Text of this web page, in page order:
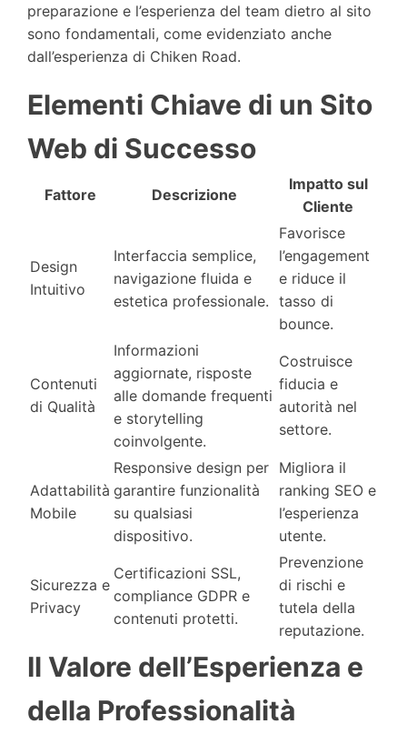
preparazione e l’esperienza del team dietro al sito
sono fondamentali, come evidenziato anche
dall’esperienza di Chiken Road.
Elementi Chiave di un Sito
Web di Successo
Fattore Descrizione
Impatto sul
Cliente
Design
Intuitivo
Interfaccia semplice,
navigazione fluida e
estetica professionale.
Favorisce
l’engagement
e riduce il
tasso di
bounce.
Contenuti
di Qualità
Informazioni
aggiornate, risposte
alle domande frequenti
e storytelling
coinvolgente.
Costruisce
fiducia e
autorità nel
settore.
Adattabilità
Mobile
Responsive design per
garantire funzionalità
su qualsiasi
dispositivo.
Migliora il
ranking SEO e
l’esperienza
utente.
Sicurezza e
Privacy
Certificazioni SSL,
compliance GDPR e
contenuti protetti.
Prevenzione
di rischi e
tutela della
reputazione.
Il Valore dell’Esperienza e
della Professionalità